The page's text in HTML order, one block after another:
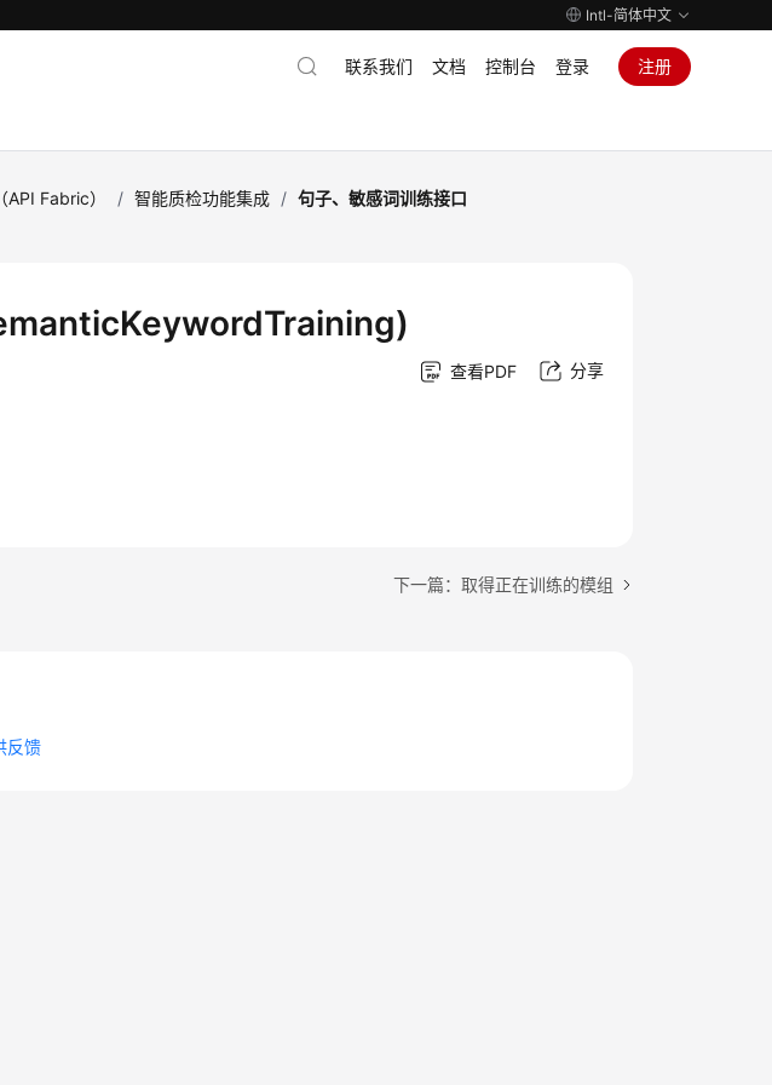
Intl-简体中文
联系我们 文档 控制台 登录 注册
Fabric） / 智能质检功能集成 / 句子、敏感词训练接口
查看PDF 分享
下一篇：取得正在训练的模组
反馈